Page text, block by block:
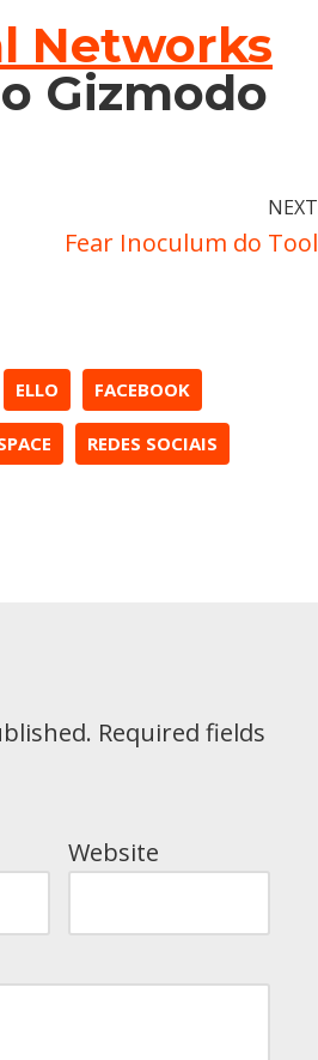
Networks
Gizmodo
NEXT
Fear Inoculum do Tool
ELLO FACEBOOK
REDES SOCIAIS
Required fields
Website